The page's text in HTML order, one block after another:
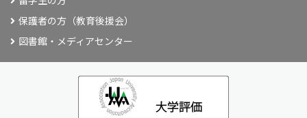
保護者の方（教育後援会）
図書館・メディアセンター